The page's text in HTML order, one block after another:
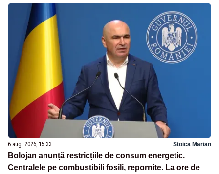
6 aug. 2026, 15:33 Stoica Marian
Bolojan anunță restricțiile de consum energetic.
Centralele pe combustibili fosili, repornite. La ore de